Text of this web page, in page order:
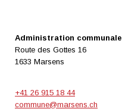
Administration communale
Route des Gottes 16
1633 Marsens
+41 26 915 18 44
commune@marsens.ch